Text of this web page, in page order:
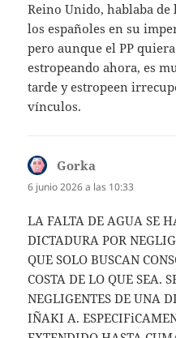
Reino Unido, hablaba
los españoles en su
pero aunque el PP
estropeando ahora, es
tarde y estropeen
vínculos.
Gorka
6 junio 2026 a las 10:33
LA FALTA DE AGUA SE
DICTADURA POR
QUE SOLO BUSCAN
COSTA DE LO QUE SEA.
NEGLIGENTES DE UNA
IÑAKI A.